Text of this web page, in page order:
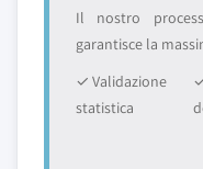
Il nostro
garantisce la
✓ Validazione
statistica